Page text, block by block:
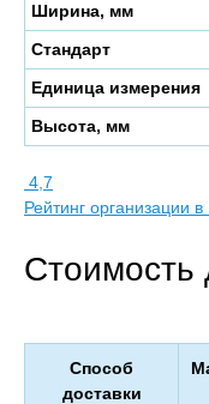
Ширина, мм
Стандарт
Единица измерения
Высота, мм
4,7
Рейтинг организации
Стоимость
Способ
доставки